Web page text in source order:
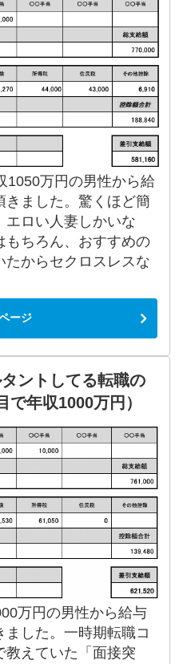
1050万円の男性から給
きました。驚くほど簡
エロい人妻しかいな
もちろん、おすすめの
たからセクロスレスな
ージ
ントしてる転職の
で年収1000万円）
万円の男性から給与
した。一時期転職コ
教えていた「面接突